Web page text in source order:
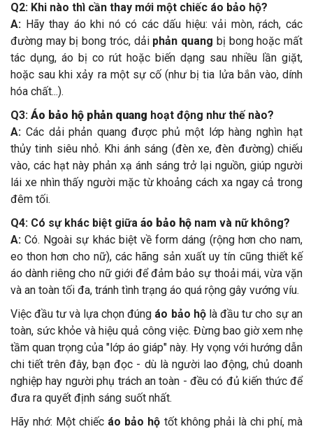
Q2: Khi nào thì cần thay mới một chiếc áo bảo hộ?
A: Hãy thay áo khi nó có các dấu hiệu: vải mòn, rách, các
đường may bị bong tróc, dải phản quang bị bong hoặc mất
tác dụng, áo bị co rút hoặc biến dạng sau nhiều lần giặt,
hoặc sau khi xảy ra một sự cố (như bị tia lửa bắn vào, dính
hóa chất...).
Q3: Áo bảo hộ phản quang hoạt động như thế nào?
A: Các dải phản quang được phủ một lớp hàng nghìn hạt
thủy tinh siêu nhỏ. Khi ánh sáng (đèn xe, đèn đường) chiếu
vào, các hạt này phản xạ ánh sáng trở lại nguồn, giúp người
lái xe nhìn thấy người mặc từ khoảng cách xa ngay cả trong
đêm tối.
Q4: Có sự khác biệt giữa áo bảo hộ nam và nữ không?
A: Có. Ngoài sự khác biệt về form dáng (rộng hơn cho nam,
eo thon hơn cho nữ), các hãng sản xuất uy tín cũng thiết kế
áo dành riêng cho nữ giới để đảm bảo sự thoải mái, vừa vặn
và an toàn tối đa, tránh tình trạng áo quá rộng gây vướng víu.
Việc đầu tư và lựa chọn đúng áo bảo hộlà đầu tư cho sự an
toàn, sức khỏe và hiệu quả công việc. Đừng bao giờ xem nhẹ
tầm quan trọng của "lớp áo giáp" này. Hy vọng với hướng dẫn
chi tiết trên đây, bạn đọc - dù là người lao động, chủ doanh
nghiệp hay người phụ trách an toàn - đều có đủ kiến thức để
đưa ra quyết định sáng suốt nhất.
Hãy nhớ: Một chiếc áo bảo hộ tốt không phải là chi phí, mà